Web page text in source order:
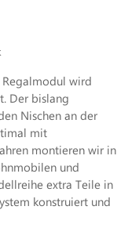
Regalmodul wird
Der bislang
Nischen an der
mit
montieren wir in
und
extra Teile in
konstruiert und